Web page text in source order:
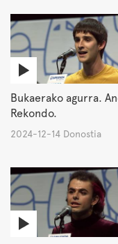
Bukaerako agurra.
Rekondo.
2024-12-14 Donostia